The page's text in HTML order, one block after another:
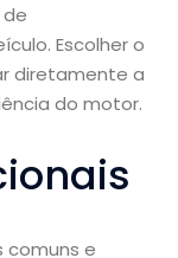
Escolher o
diretamente a
do motor.
comuns e